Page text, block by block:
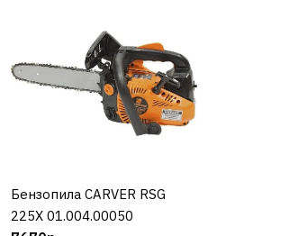
15
КУПИТЬ
Бензопила CARVER RSG
225Х 01.004.00050